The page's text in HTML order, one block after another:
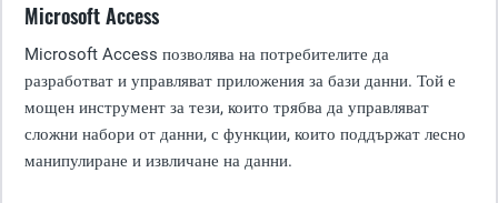
Microsoft Access
Microsoft Access позволява на потребителите да
разработват и управляват приложения за бази данни. Той е
мощен инструмент за тези, които трябва да управляват
сложни набори от данни, с функции, които поддържат лесно
манипулиране и извличане на данни.